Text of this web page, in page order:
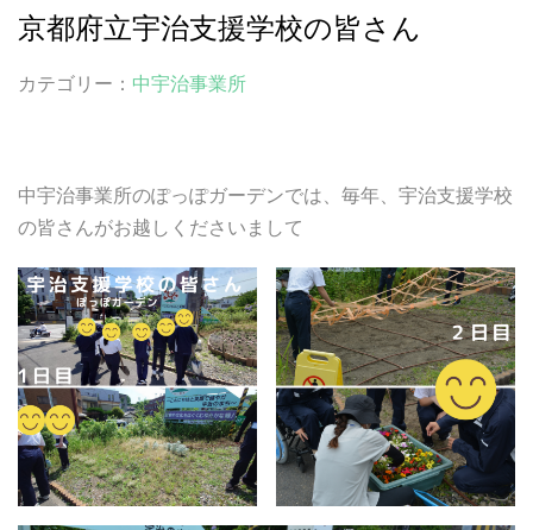
京都府立宇治支援学校の皆さん
カテゴリー： 中宇治事業所
中宇治事業所のぽっぽガーデンでは、毎年、宇治支援学校
の皆さんがお越しくださいまして